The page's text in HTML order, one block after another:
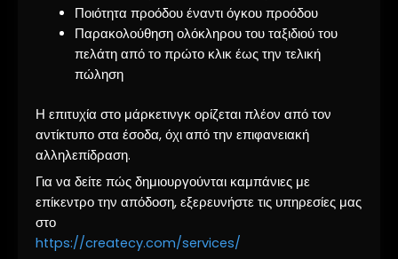
Ποιότητα προόδου έναντι όγκου προόδου
Παρακολούθηση ολόκληρου του ταξιδιού του
πελάτη από το πρώτο κλικ έως την τελική
πώληση
Η επιτυχία στο μάρκετινγκ ορίζεται πλέον από τον
αντίκτυπο στα έσοδα, όχι από την επιφανειακή
αλληλεπίδραση.
Για να δείτε πώς δημιουργούνται καμπάνιες με
επίκεντρο την απόδοση, εξερευνήστε τις υπηρεσίες μας
στο
https://createcy.com/services/